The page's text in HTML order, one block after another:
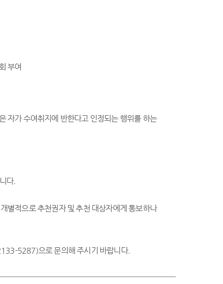
부여
자가 수여취지에 반한다고 인정되는 행위를 하는
다.
별적으로 추천권자 및 추천 대상자에게 통보하나
5287)으로 문의해 주시기 바랍니다.